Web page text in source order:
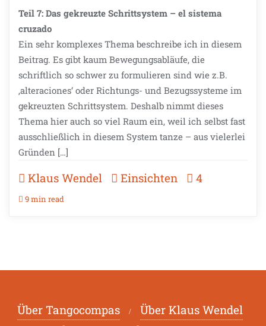
Teil 7: Das gekreuzte Schrittsystem – el sistema
cruzado
Ein sehr komplexes Thema beschreibe ich in diesem
Beitrag. Es gibt kaum Bewegungsabläufe, die
schriftlich so schwer zu formulieren sind wie z.B.
‚alteraciones‘ oder Richtungs- und Bezugssysteme im
gekreuzten Schrittsystem. Deshalb nimmt dieses
Thema hier auch so viel Raum ein, weil ich selbst fast
ausschließlich in diesem System tanze – aus vielerlei
Gründen […]
Klaus Wendel Einsichten 4
9 min read
Über Tangocompas
Über Klaus Wendel